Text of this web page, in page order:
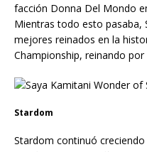
facción Donna Del Mondo
Mientras todo esto pasaba,
mejores reinados en la
Championship, reinando por
Stardom
Stardom continuó